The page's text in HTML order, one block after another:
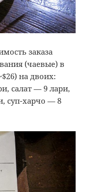
заказа
(чаевые) в
на двоих:
салат — 9 лари,
cуп-харчо — 8